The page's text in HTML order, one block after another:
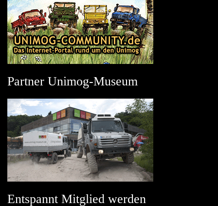
Partner Unimog-Museum
Entspannt Mitglied werden